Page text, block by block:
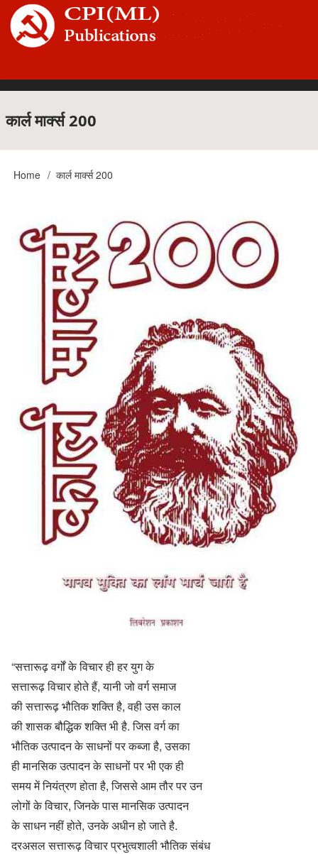
Skip
main
Main
navigation
कार्ल मार्क्स 200
Breadcrumb
Home कार्ल मार्क्स 200
“सत्तारूढ़ वर्गों के विचार ही हर युग के
सत्तारूढ़ विचार होते हैं, यानी जो वर्ग समाज
की सत्तारूढ़ भौतिक शक्ति है, वही उस काल
की शासक बौद्धिक शक्ति भी है. जिस वर्ग का
भौतिक उत्पादन के साधनों पर कब्जा है, उसका
ही मानसिक उत्पादन के साधनों पर भी एक ही
समय में नियंत्रण होता है, जिससे आम तौर पर उन
लोगों के विचार, जिनके पास मानसिक उत्पादन
के साधन नहीं होते, उनके अधीन हो जाते है.
दरअसल सत्तारूढ़ विचार प्रभुत्वशाली भौतिक संबंध